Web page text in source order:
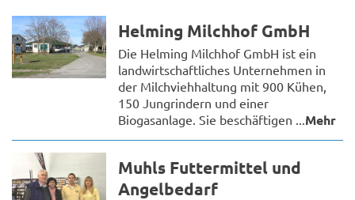
Helming Milchhof GmbH
Die Helming Milchhof GmbH ist ein
landwirtschaftliches Unternehmen in
der Milchviehhaltung mit 900 Kühen,
150 Jungrindern und einer
Biogasanlage. Sie beschäftigen ... Mehr
Muhls Futtermittel und
Angelbedarf